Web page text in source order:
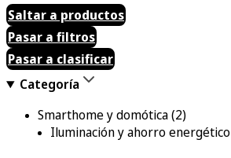
Saltar a productos
Pasar a filtros
Pasar a clasificar
Categoría
Smarthome y domótica(2)
Iluminación y ahorro energético